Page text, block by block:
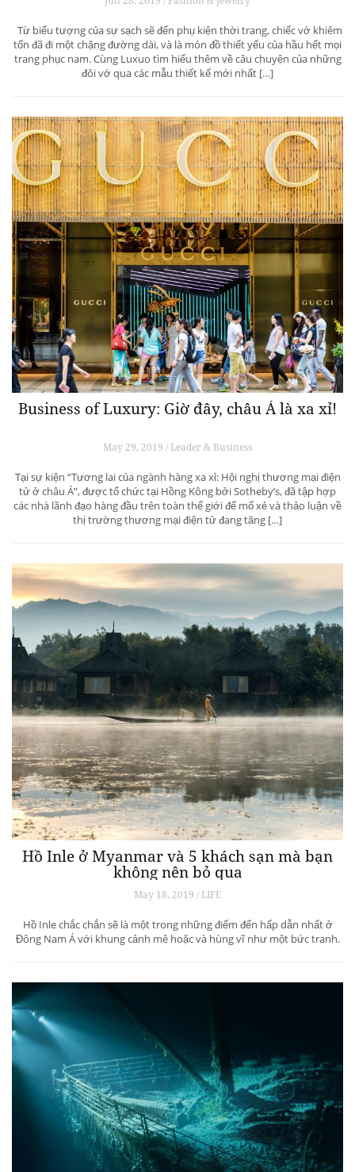
Từ biểu tượng của sự sạch sẽ đến phụ kiện thời trang, chiếc vớ khiêm
tốn đã đi một chặng đường dài, và là món đồ thiết yếu của hầu hết mọi
trang phục nam. Cùng Luxuo tìm hiểu thêm về câu chuyện của những
đôi vớ qua các mẫu thiết kế mới nhất […]
Business of Luxury: Giờ đây, châu Á là xa xỉ!
May 29, 2019 / Leader & Business
Tại sự kiện “Tương lai của ngành hàng xa xỉ: Hội nghị thương mại điện
tử ở châu Á”, được tổ chức tại Hồng Kông bởi Sotheby’s, đã tập hợp
các nhà lãnh đạo hàng đầu trên toàn thế giới để mổ xẻ và thảo luận về
thị trường thương mại điện tử đang tăng […]
Hồ Inle ở Myanmar và 5 khách sạn mà bạn
không nên bỏ qua
May 18, 2019 / LIFE
Hồ Inle chắc chắn sẽ là một trong những điểm đến hấp dẫn nhất ở
Đông Nam Á với khung cảnh mê hoặc và hùng vĩ như một bức tranh.